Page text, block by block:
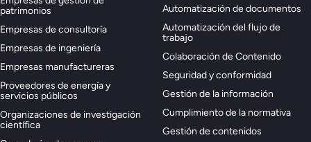
patrimonios
Empresas de consultoría
Empresas de ingeniería
Empresas manufactureras
Proveedores de energía y
servicios públicos
Organizaciones de investigación
científica
Automatización de documentos
Automatización del flujo de
trabajo
Colaboración de Contenido
Seguridad y conformidad
Gestión de la información
Cumplimiento de la normativa
Gestión de contenidos